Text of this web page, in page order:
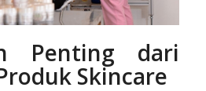
Penting dari
Skincare